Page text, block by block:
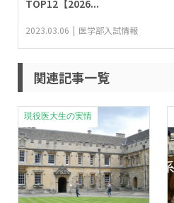
TOP12【2026...
2023.03.06 医学部入試情報
関連記事一覧
現役医大生の実情